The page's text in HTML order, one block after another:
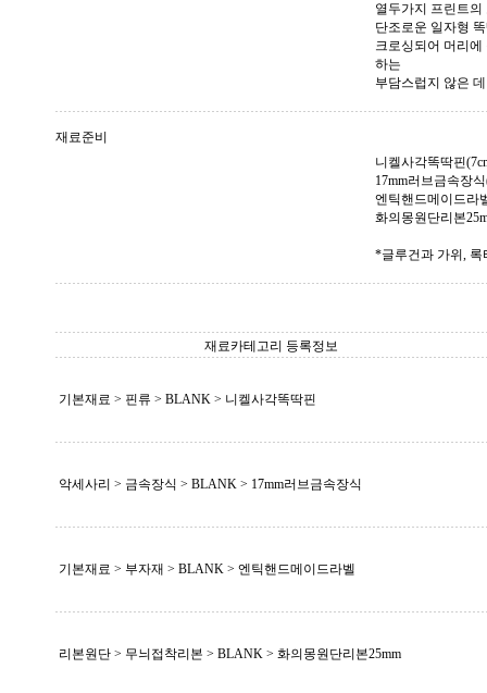
열두가지 프린트
단조로운 일자형
크로싱되어 머리
하는
부담스럽지 않은
재료준비
니켈사각똑딱핀
17mm러브금속장
엔틱핸드메이드라
화의몽원단리본
*글루건과 가위, 록
재료카테고리 등록정보
기본재료 > 핀류 > BLANK > 니켈사각똑딱핀
악세사리 > 금속장식 > BLANK > 17mm러브금속장식
기본재료 > 부자재 > BLANK > 엔틱핸드메이드라벨
리본원단 > 무늬접착리본 > BLANK > 화의몽원단리본25mm